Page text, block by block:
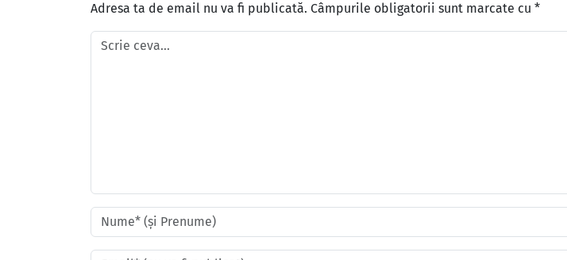
Adresa ta de email nu va fi publicată. Câmpurile obligatorii sunt marcate cu *